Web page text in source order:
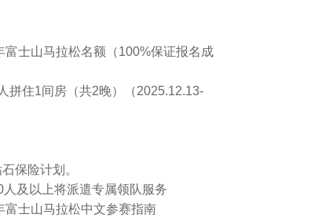
富士山马拉松名额（100%保证报名成
拼住1间房（共2晚）（2025.12.13-
保险计划。
及以上将派遣专属领队服务
富士山马拉松中文参赛指南